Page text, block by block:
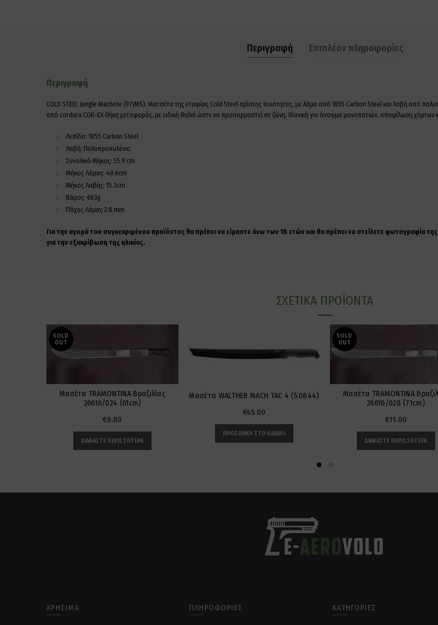
Περιγραφή Επιπλέον πληροφορίες
Περιγραφή
COLD STEEL Jungle Machete (97JMS). Ματσέτα της εταιρίας Cold Steel αρίστης ποιότητας, με λάμα από 1055 Carbon Steel και λαβή από
από cordura COR-EX θήκη μεταφοράς, με ειδική θηλιά ώστε να προσαρμοστεί σε ζώνη. Ιδανική για άνοιγμα μονοπατιών, αποψίλωση χόρτων
Λεπίδα: 1055 Carbon Steel
Λαβή: Πολυπροπυλένιο
Συνολικό Μήκος: 55.9 cm
Μήκος Λάμας: 40.6cm
Μήκος Λαβής: 15.3cm
Βάρος: 663g
Πάχος Λάμας 2.8 mm
Για την αγορά του συγκεκριμένου προϊόντος θα πρέπει να είμαστε άνω των 18 ετών και θα πρέπει να στείλετε φωτογραφία
για την εξακρίβωση της ηλικίας.
ΣΧΕΤΙΚΆ ΠΡΟΪΌΝΤΑ
SOLD
OUT
Μασέτα TRAMONTINA Βραζιλίας
26616/024 (61cm)
€9.80
ΔΙΑΒΆΣΤΕ ΠΕΡΙΣΣΌΤΕΡΑ
Μασέτα WALTHER MACH TAC 4 (5.0844)
€45.00
ΠΡΟΣΘΉΚΗ ΣΤΟ ΚΑΛΆΘΙ
SOLD
OUT
Μασέτα TRAMONTINA
26616/028 (71cm)
€11.00
ΔΙΑΒΆΣΤΕ ΠΕΡΙΣΣΌΤΕΡΑ
ΧΡΉΣΙΜΑ ΠΛΗΡΟΦΟΡΊΕΣ ΚΑΤΗΓΟΡΊΕΣ